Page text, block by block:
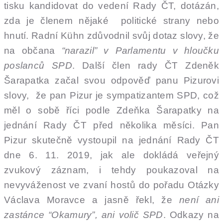
tisku kandidovat do vedení Rady ČT, dotázán,
zda je členem nějaké politické strany nebo
hnutí. Radní Kühn zdůvodnil svůj dotaz slovy, že
na občana “narazil” v Parlamentu v hloučku
poslanců SPD. Další člen rady ČT Zdeněk
Šarapatka začal svou odpověď panu Pizurovi
slovy, že pan Pizur je sympatizantem SPD, což
měl o sobě říci podle Zdeňka Šarapatky na
jednání Rady ČT před několika měsíci. Pan
Pizur skutečně vystoupil na jednání Rady ČT
dne 6. 11. 2019, jak ale dokládá veřejný
zvukový záznam, i tehdy poukazoval na
nevyváženost ve zvaní hostů do pořadu Otázky
Václava Moravce a jasně řekl, že není ani
zastánce “Okamury”, ani volič SPD. Odkazy na